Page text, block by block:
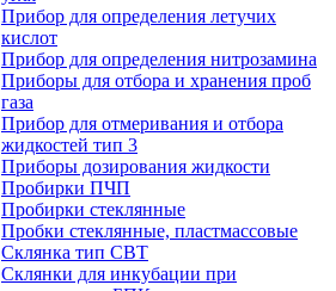
Прибор для определения летучих
кислот
Прибор для определения нитрозамина
Приборы для отбора и хранения проб
газа
Прибор для отмеривания и отбора
жидкостей тип 3
Приборы дозирования жидкости
Пробирки ПЧП
Пробирки стеклянные
Пробки стеклянные, пластмассовые
Склянка тип СВТ
Склянки для инкубации при